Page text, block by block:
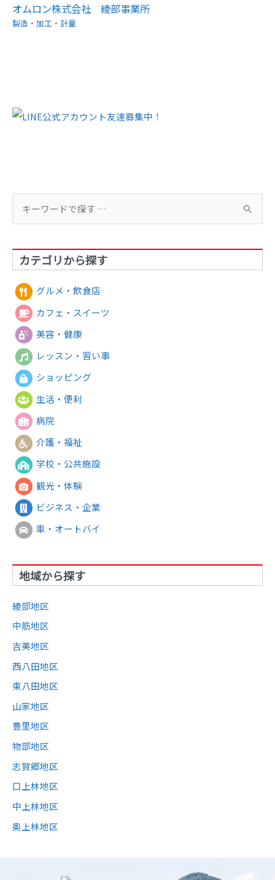
オムロン株式会社 綾部事業所
製造・加工・計量
索
対
象カテゴリから探す
グルメ・飲食店
カフェ・スイーツ
美容・健康
レッスン・習い事
ショッピング
生活・便利
病院
介護・福祉
学校・公共施設
観光・体験
ビジネス・企業
車・オートバイ
地域から探す
綾部地区
中筋地区
吉美地区
西八田地区
東八田地区
山家地区
豊里地区
物部地区
志賀郷地区
口上林地区
中上林地区
奥上林地区